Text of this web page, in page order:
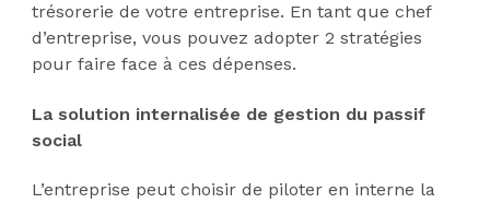
trésorerie de votre entreprise. En tant que chef
d’entreprise, vous pouvez adopter 2 stratégies
pour faire face à ces dépenses.
La solution internalisée de gestion du passif
social
L’entreprise peut choisir de piloter en interne la